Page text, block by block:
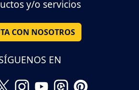
y/o servicios
CON NOSOTROS
EN